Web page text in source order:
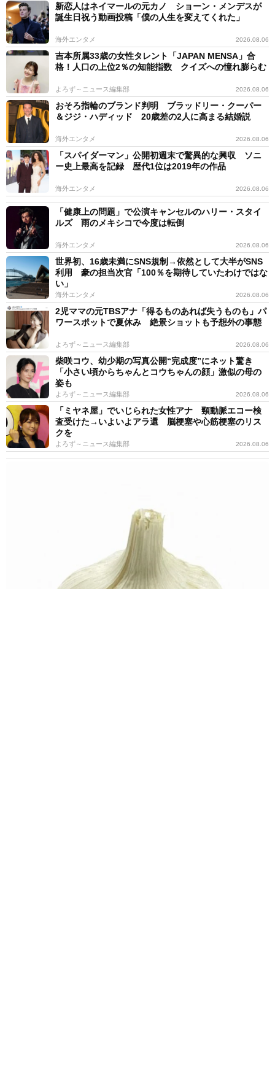
新恋人はネイマールの元カノ ショーン・メンデスが
誕生日祝う動画投稿「僕の人生を変えてくれた」
海外エンタメ 2026.08.06
吉本所属33歳の女性タレント「JAPAN MENSA」合
格！人口の上位2％の知能指数 クイズへの憧れ膨らむ
よろず～ニュース編集部 2026.08.06
おそろ指輪のブランド判明 ブラッドリー・クーパー
＆ジジ・ハディッド 20歳差の2人に高まる結婚説
海外エンタメ 2026.08.06
「スパイダーマン」公開初週末で驚異的な興収 ソニ
ー史上最高を記録 歴代1位は2019年の作品
海外エンタメ 2026.08.06
「健康上の問題」で公演キャンセルのハリー・スタイ
ルズ 雨のメキシコで今度は転倒
海外エンタメ 2026.08.06
世界初、16歳未満にSNS規制→依然として大半がSNS
利用 豪の担当次官「100％を期待していたわけではな
い」
海外エンタメ 2026.08.06
2児ママの元TBSアナ「得るものあれば失うものも」パ
ワースポットで夏休み 絶景ショットも予想外の事態
よろず～ニュース編集部 2026.08.06
柴咲コウ、幼少期の写真公開“完成度”にネット驚き
「小さい頃からちゃんとコウちゃんの顔」激似の母の
姿も
よろず～ニュース編集部 2026.08.06
「ミヤネ屋」でいじられた女性アナ 頸動脈エコー検
査受けた→いよいよアラ還 脳梗塞や心筋梗塞のリス
クを
よろず～ニュース編集部 2026.08.06